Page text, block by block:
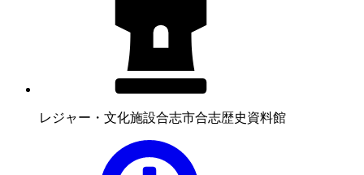
レジャー・文化施設合志市合志歴史資料館